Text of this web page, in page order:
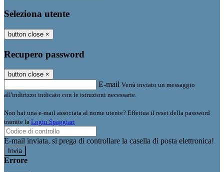
Seleziona utente
button close ×
Recupero password
button close ×
E-mail Verrà inviato un messaggio
all'indirizzo indicato con le istruzioni necessarie.
Non hai una e-mail associata al nome utente? Effettua il reset della password
tramite la Login Spaggiari
E-mail inviata, si prega di controllare la casella di posta elettronica!
Errore